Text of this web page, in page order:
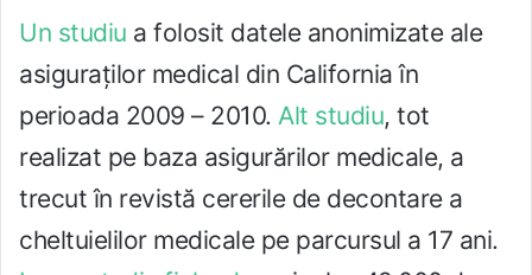
Un studiu a folosit datele anonimizate ale
asiguraților medical din California în
perioada 2009 – 2010. Alt studiu, tot
realizat pe baza asigurărilor medicale, a
trecut în revistă cererile de decontare a
cheltuielilor medicale pe parcursul a 17 ani.